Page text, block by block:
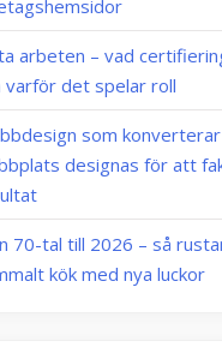
arbeten – vad
varför det spelar roll
som konverterar
designas för att
70-tal till 2026 – så
kök med nya luckor